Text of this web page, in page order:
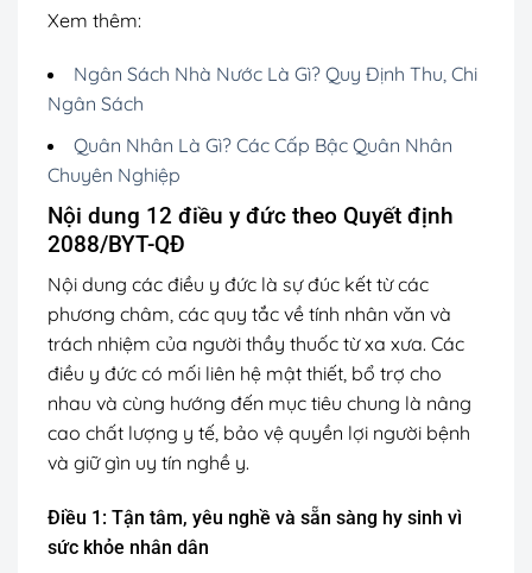
Xem thêm:
Ngân Sách Nhà Nước Là Gì? Quy Định Thu, Chi
Ngân Sách
Quân Nhân Là Gì? Các Cấp Bậc Quân Nhân
Chuyên Nghiệp
Nội dung 12 điều y đức theo Quyết định
2088/BYT-QĐ
Nội dung các điều y đức là sự đúc kết từ các
phương châm, các quy tắc về tính nhân văn và
trách nhiệm của người thầy thuốc từ xa xưa. Các
điều y đức có mối liên hệ mật thiết, bổ trợ cho
nhau và cùng hướng đến mục tiêu chung là nâng
cao chất lượng y tế, bảo vệ quyền lợi người bệnh
và giữ gìn uy tín nghề y.
Điều 1: Tận tâm, yêu nghề và sẵn sàng hy sinh vì
sức khỏe nhân dân